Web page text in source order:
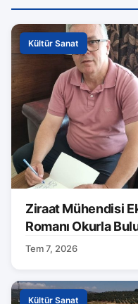
Kültür Sanat
Ziraat Mühendisi
Romanı Okurla
Tem 7, 2026
Kültür Sanat